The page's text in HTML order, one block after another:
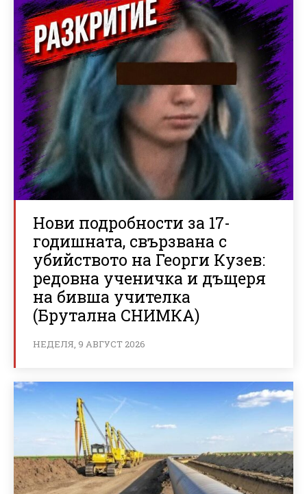
Нови подробности за 17-
годишната, свързвана с
убийството на Георги Кузев:
редовна ученичка и дъщеря
на бивша учителка
(Брутална СНИМКА)
НЕДЕЛЯ, 9 АВГУСТ 2026